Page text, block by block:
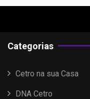
Categorias
Cetro na sua Casa
DNA Cetro